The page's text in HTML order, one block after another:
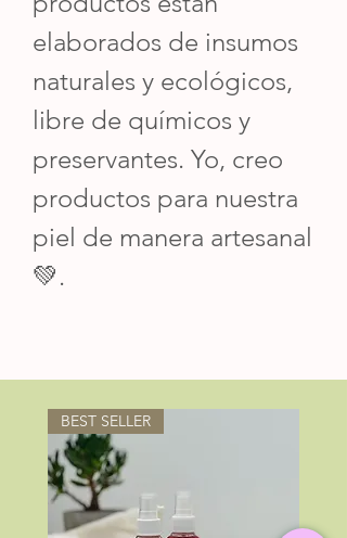
elaborados de insumos
naturales y ecológicos,
libre de químicos y
preservantes. Yo, creo
productos para nuestra
piel de manera artesanal
💚.
BEST SELLER